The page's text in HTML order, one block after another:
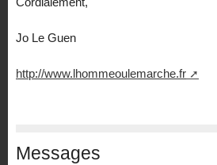
Jo Le Guen
http://www.lhommeoulemarche.fr
Messages